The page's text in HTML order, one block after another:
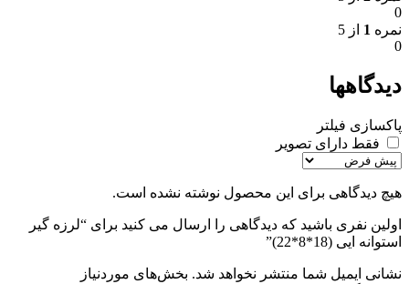
0
نمره 1 از 5
0
دیدگاهها
پاکسازی فیلتر
فقط دارای تصویر
هیچ دیدگاهی برای این محصول نوشته نشده است.
اولین نفری باشید که دیدگاهی را ارسال می کنید برای “لرزه گیر
استوانه ایی (18*8*22)”
نشانی ایمیل شما منتشر نخواهد شد. بخش‌های موردنیاز